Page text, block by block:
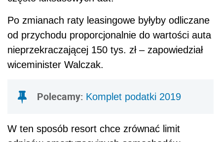
Po zmianach raty leasingowe byłyby odliczane
od przychodu proporcjonalnie do wartości auta
nieprzekraczającej 150 tys. zł – zapowiedział
wiceminister Walczak.
Polecamy: Komplet podatki 2019
W ten sposób resort chce zrównać limit